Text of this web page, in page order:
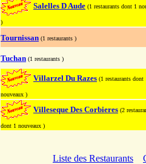
Salelles D Aude (1 restaurants dont 1
)
Tournissan (1 restaurants )
Tuchan (1 restaurants )
Villarzel Du Razes (1 restaurants dont
nouveaux )
Villeseque Des Corbieres (2
dont 1 nouveaux )
Liste des Restaurants